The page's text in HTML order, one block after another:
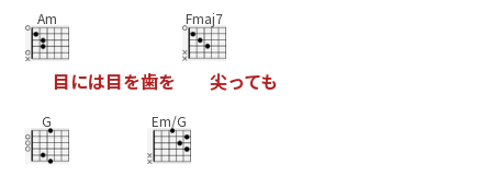
Am
目には目を歯を
Fmaj7
尖っても
G Em/G